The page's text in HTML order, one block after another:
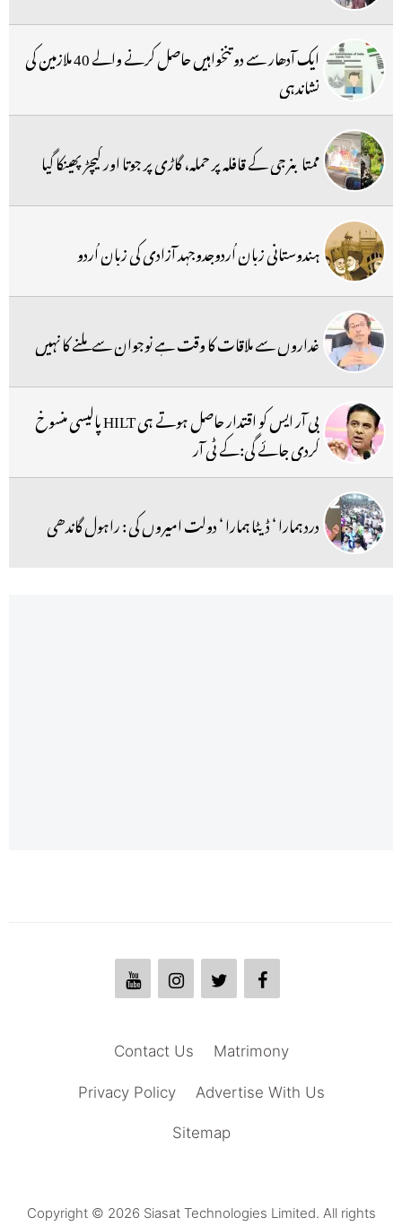
ایک آدھار سے دو تنخواہیں حاصل کرنے والے 40 ملازمین کی
نشاندہی
ممتا بنرجی کے قافلہ پر حملہ، گاڑی پر جوتا اور کیچڑ پھینکا گیا
ہندوستانی زبان اُردوجدوجہد آزادی کی زبان اُردو
غداروں سے ملاقات کا وقت ہے نوجوان سے ملنے کا نہیں
بی آر ایس کو اقتدار حاصل ہوتے ہی HILT پالیسی منسوخ
کردی جائے گی:کے ٹی آر
درد ہمارا ‘ ڈیٹا ہمارا ‘ دولت امیروں کی : راہول گاندھی
Matrimony
Contact Us
Advertise With Us
Privacy Policy
Sitemap
Copyright © 2026 Siasat Technologies Limited. All rights